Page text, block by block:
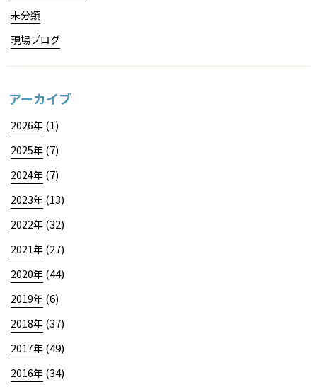
未分類
現場ブログ
アーカイブ
2026年 (1)
2025年 (7)
2024年 (7)
2023年 (13)
2022年 (32)
2021年 (27)
2020年 (44)
2019年 (6)
2018年 (37)
2017年 (49)
2016年 (34)